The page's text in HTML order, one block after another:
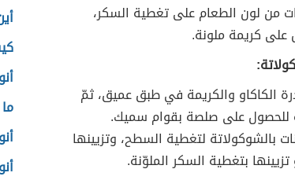
من لون الطعام على تغطية السكر،
على كريمة ملونة.
الكاكاو والكريمة في طبق عميق، ثمّ
للحصول على صلصة بقوام سميك.
بالشوكولاتة لتغطية السطح، وتزيينها
تزيينها بتغطية السكر الملوّنة.